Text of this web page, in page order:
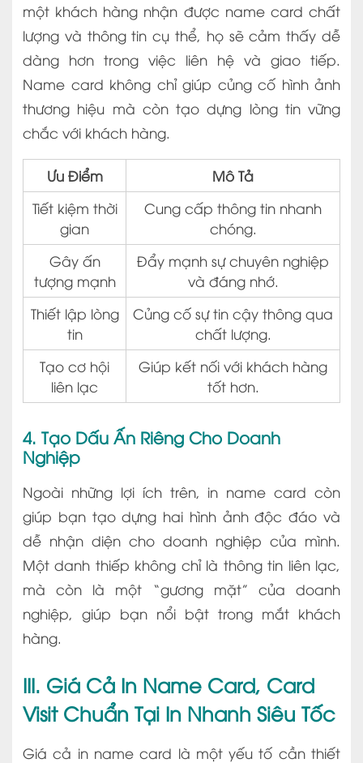
một khách hàng nhận được name card chất
lượng và thông tin cụ thể, họ sẽ cảm thấy dễ
dàng hơn trong việc liên hệ và giao tiếp.
Name card không chỉ giúp củng cố hình ảnh
thương hiệu mà còn tạo dựng lòng tin vững
chắc với khách hàng.
Ưu Điểm
Mô Tả
Tiết kiệm thời
gian
Cung cấp thông tin nhanh
chóng.
Gây ấn
tượng mạnh
Đẩy mạnh sự chuyên nghiệp
và đáng nhớ.
Thiết lập lòng
tin
Củng cố sự tin cậy thông qua
chất lượng.
Tạo cơ hội
liên lạc
Giúp kết nối với khách hàng
tốt hơn.
4. Tạo Dấu Ấn Riêng Cho Doanh
Nghiệp
Ngoài những lợi ích trên, in name card còn
giúp bạn tạo dựng hai hình ảnh độc đáo và
dễ nhận diện cho doanh nghiệp của mình.
Một danh thiếp không chỉ là thông tin liên lạc,
mà còn là một “gương mặt” của doanh
nghiệp, giúp bạn nổi bật trong mắt khách
hàng.
III. Giá Cả In Name Card, Card
Visit Chuẩn Tại In Nhanh Siêu Tốc
Giá cả in name card là một yếu tố cần thiết